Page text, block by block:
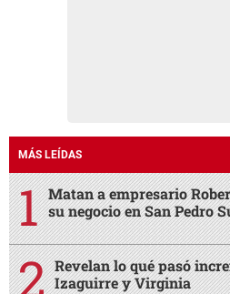
MÁS LEÍDAS
Matan a empresario
su negocio en San Pedro
Revelan lo qué pasó
Izaguirre y Virginia